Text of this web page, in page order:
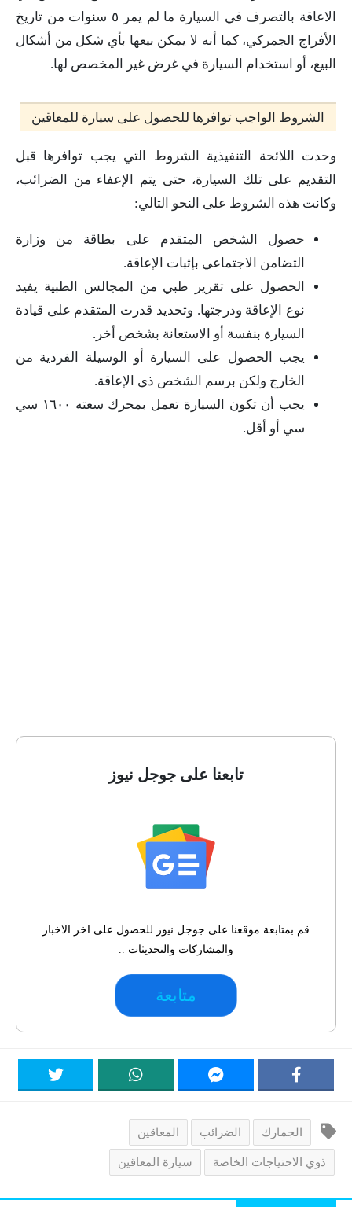
الاعاقة بالتصرف في السيارة ما لم يمر ٥ سنوات من تاريخ
الأفراج الجمركي، كما أنه لا يمكن بيعها بأي شكل من أشكال
البيع، أو استخدام السيارة في غرض غير المخصص لها.
الشروط الواجب توافرها للحصول على سيارة للمعاقين
وحدت اللائحة التنفيذية الشروط التي يجب توافرها قبل
التقديم على تلك السيارة، حتى يتم الإعفاء من الضرائب،
وكانت هذه الشروط على النحو التالي:
حصول الشخص المتقدم على بطاقة من وزارة
التضامن الاجتماعي بإثبات الإعاقة.
الحصول على تقرير طبي من المجالس الطبية يفيد
نوع الإعاقة ودرجتها. وتحديد قدرت المتقدم على قيادة
السيارة بنفسة أو الاستعانة بشخص أخر.
يجب الحصول على السيارة أو الوسيلة الفردية من
الخارج ولكن برسم الشخص ذي الإعاقة.
يجب أن تكون السيارة تعمل بمحرك سعته ١٦٠٠ سي
سي أو أقل.
تابعنا على جوجل نيوز
قم بمتابعة موقعنا على جوجل نيوز للحصول على اخر الاخبار
والمشاركات والتحديثات ..
متابعة
الجمارك الضرائب المعاقين
ذوي الاحتياجات الخاصة سيارة المعاقين